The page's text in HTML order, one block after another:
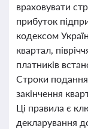
враховувати
прибуток
кодексом
квартал,
платників
Строки подання
закінчення
Ці правила є
декларування